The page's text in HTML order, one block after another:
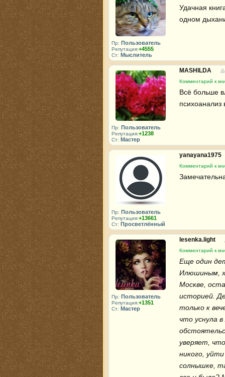
Пр: Пользователь
Репутация:+4555
Ст: Мыслитель
Удачная
одном
Пр: Пользователь
Репутация:+1238
Ст: Мастер
MASHILDA
Комментарий к
Всё больше
Пр: Пользователь
Репутация:+13661
Ст: Просветлённый
yanayana1975
Комментарий к
Пр: Пользователь
Репутация:+1351
Ст: Мастер
lesenka.light
Комментарий к
Еще один
Илюшиным,
Москве,
историей.
только к
что уснула
уверяет,
никого,
солнышке,